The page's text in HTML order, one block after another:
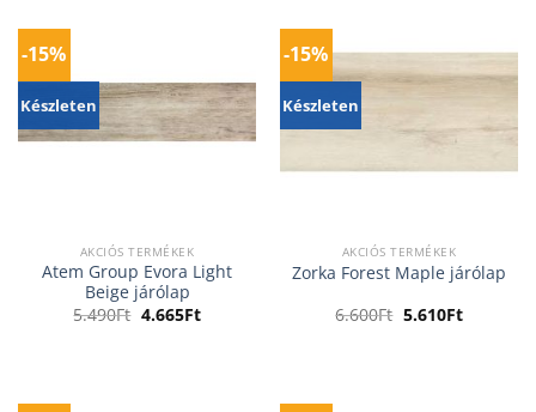
-15%
Készleten
AKCIÓS TERMÉKEK
Atem Group Evora Light
Beige járólap
5.490Ft Original
price
4.665FtCurrent
price
-15%
Készleten
AKCIÓS TERMÉKEK
Zorka Forest Maple járólap
6.600Ft Original
price
5.610FtCurrent
price